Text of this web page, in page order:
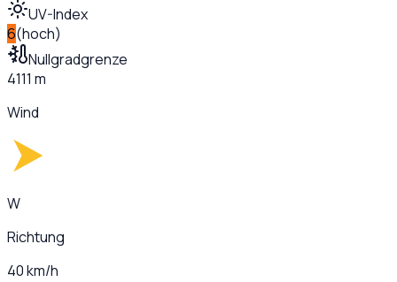
UV-Index
6(hoch)
Nullgradgrenze
4111 m
Wind
W
Richtung
40 km/h